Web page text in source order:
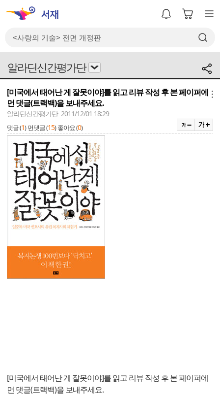
알라딘신간평가단
[미국에서 태어난 게 잘못이야]를 읽고 리뷰 작성 후 본 페이퍼에
먼 댓글(트랙백)을 보내주세요.
알라딘신간평가단 2011/12/01 18:29
댓글 (1) 먼댓글 (15) 좋아요 (0)
[미국에서 태어난 게 잘못이야]를 읽고 리뷰 작성 후 본 페이퍼에
먼 댓글(트랙백)을 보내주세요.